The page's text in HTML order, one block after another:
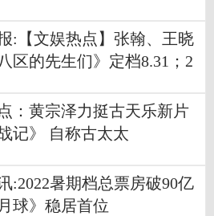
:【文娱热点】张翰、王晓
区的先生们》定档8.31；2
：黄宗泽力挺古天乐新片
记》 自称古太太
:2022暑期档总票房破90亿
球》稳居首位